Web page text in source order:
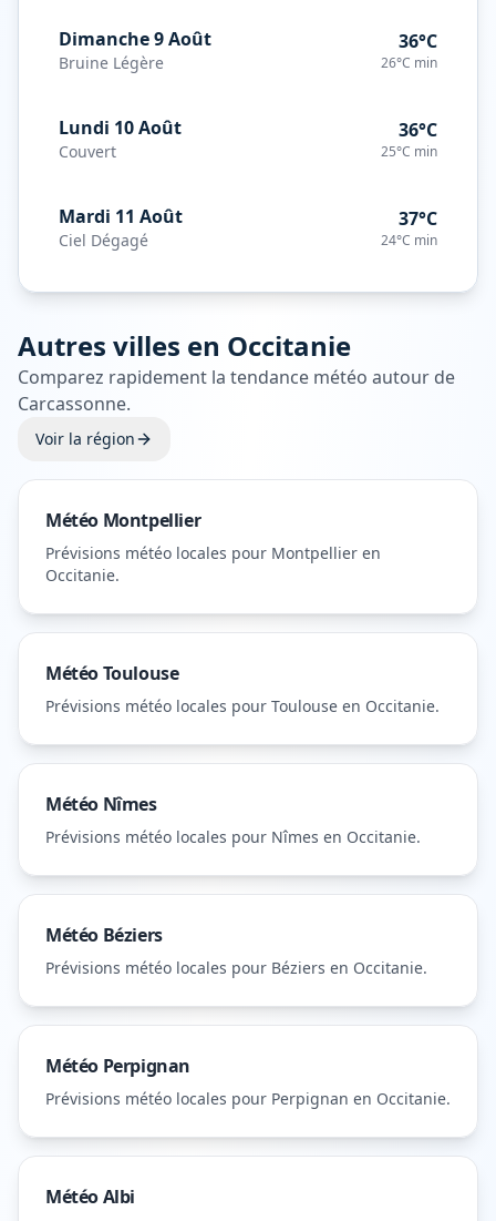
Dimanche 9 Août
Bruine Légère
36°C
26°C min
Lundi 10 Août
Couvert
36°C
25°C min
Mardi 11 Août
Ciel Dégagé
37°C
24°C min
Autres villes en Occitanie
Comparez rapidement la tendance météo autour de
Carcassonne.
Voir la région
Météo Montpellier
Prévisions météo locales pour Montpellier en
Occitanie.
MétéoToulouse
Prévisions météo locales pour Toulouse en Occitanie.
Météo Nîmes
Prévisions météo locales pour Nîmes en Occitanie.
Météo Béziers
Prévisions météo locales pour Béziers en Occitanie.
Météo Perpignan
Prévisions météo locales pour Perpignan en Occitanie.
MétéoAlbi